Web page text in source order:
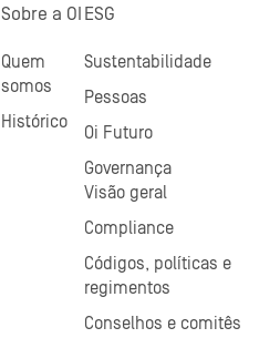
Sobre a OI
Quem
somos
Histórico
ESG
Sustentabilidade
Pessoas
Oi Futuro
Governança
Visão geral
Compliance
Códigos, políticas e
regimentos
Conselhos e comitês